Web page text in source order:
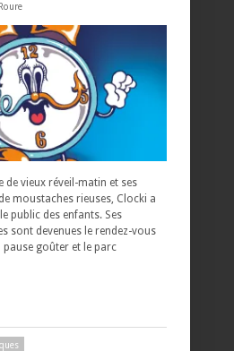
de vieux réveil-matin et ses
moustaches rieuses, Clocki a
public des enfants. Ses
sont devenues le rendez-vous
goûter et le parc